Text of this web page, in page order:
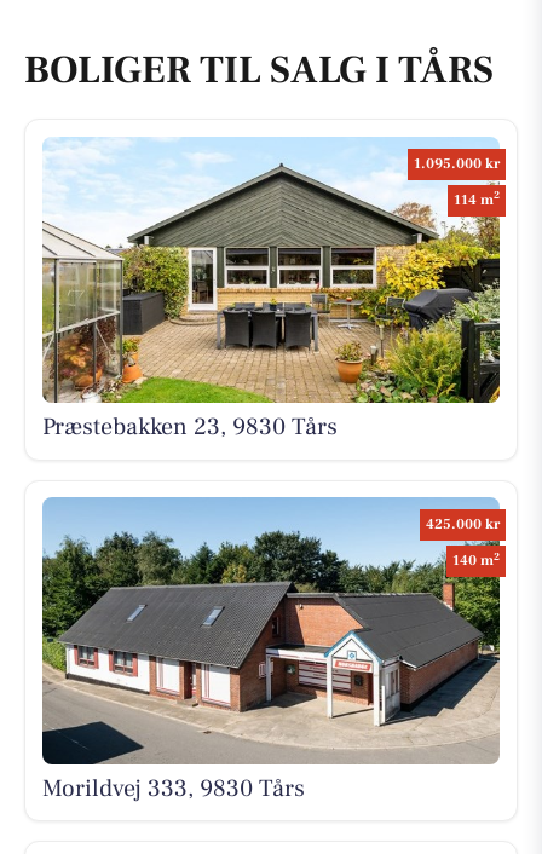
BOLIGER TIL SALG I TÅRS
1.095.000 kr
114 m2
Præstebakken 23, 9830 Tårs
425.000 kr
140 m2
Morildvej 333, 9830 Tårs